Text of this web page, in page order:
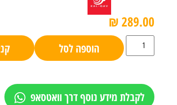
₪ 289.00
הוספה לסל
לקבלת מידע נוסף דרך וואטסאפ